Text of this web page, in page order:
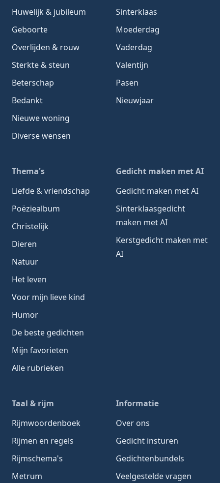
Huwelijk & jubileum
Geboorte
Overlijden & rouw
Sterkte & steun
Beterschap
Bedankt
Nieuwe woning
Diverse wensen
Sinterklaas
Moederdag
Vaderdag
Valentijn
Pasen
Nieuwjaar
Thema's
Liefde & vriendschap
Poëziealbum
Christelijk
Dieren
Natuur
Het leven
Voor mijn lieve kind
Humor
De beste gedichten
Mijn favorieten
Alle rubrieken
Gedicht maken met AI
Gedicht maken met AI
Sinterklaasgedicht
maken met AI
Kerstgedicht maken met
AI
Taal & rijm
Rijmwoordenboek
Rijmen en regels
Rijmschema's
Metrum
Informatie
Over ons
Gedicht insturen
Gedichtenbundels
Veelgestelde vragen